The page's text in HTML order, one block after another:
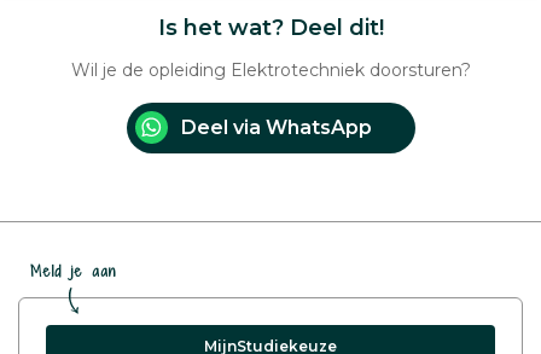
Is het wat? Deel dit!
Wil je de opleiding Elektrotechniek doorsturen?
Deel via WhatsApp
Meld je aan
MijnStudiekeuze